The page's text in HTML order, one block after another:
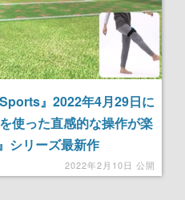
』2022年4月29日に
使った直感的な操作が楽
シリーズ最新作
2022年2月10日 公開